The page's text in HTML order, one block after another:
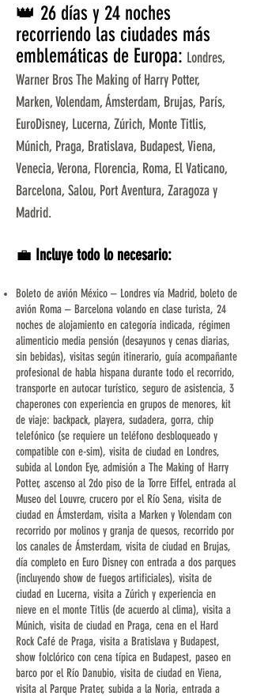
👑 26 días y 24 noches
recorriendo las ciudades más
emblemáticas de Europa: Londres,
Warner Bros The Making of Harry Potter,
Marken, Volendam, Ámsterdam, Brujas, París,
EuroDisney, Lucerna, Zúrich, Monte Titlis,
Múnich, Praga, Bratislava, Budapest, Viena,
Venecia, Verona, Florencia, Roma, El Vaticano,
Barcelona, Salou, Port Aventura, Zaragoza y
Madrid.
💼 Incluye todo lo necesario:
Boleto de avión México – Londres vía Madrid, boleto de
avión Roma – Barcelona volando en clase turista, 24
noches de alojamiento en categoría indicada, régimen
alimenticio media pensión (desayunos y cenas diarias,
sin bebidas), visitas según itinerario, guía acompañante
profesional de habla hispana durante todo el recorrido,
transporte en autocar turístico, seguro de asistencia, 3
chaperones con experiencia en grupos de menores, kit
de viaje: backpack, playera, sudadera, gorra, chip
telefónico (se requiere un teléfono desbloqueado y
compatible con e-sim), visita de ciudad en Londres,
subida al London Eye, admisión a The Making of Harry
Potter, ascenso al 2do piso de la Torre Eiffel, entrada al
Museo del Louvre, crucero por el Río Sena, visita de
ciudad en Ámsterdam, visita a Marken y Volendam con
recorrido por molinos y granja de quesos, recorrido por
los canales de Ámsterdam, visita de ciudad en Brujas,
día completo en Euro Disney con entrada a dos parques
(incluyendo show de fuegos artificiales), visita de
ciudad en Lucerna, visita a Zúrich y experiencia en
nieve en el monte Titlis (de acuerdo al clima), visita a
Múnich, visita de ciudad en Praga, cena en el Hard
Rock Café de Praga, visita a Bratislava y Budapest,
show folclórico con cena típica en Budapest, paseo en
barco por el Río Danubio, visita de ciudad en Viena,
visita al Parque Prater, subida a la Noria, entrada a